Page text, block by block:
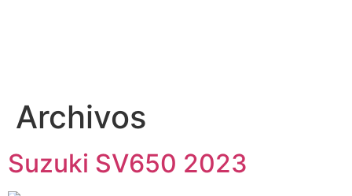
Archivos
Suzuki SV650 2023